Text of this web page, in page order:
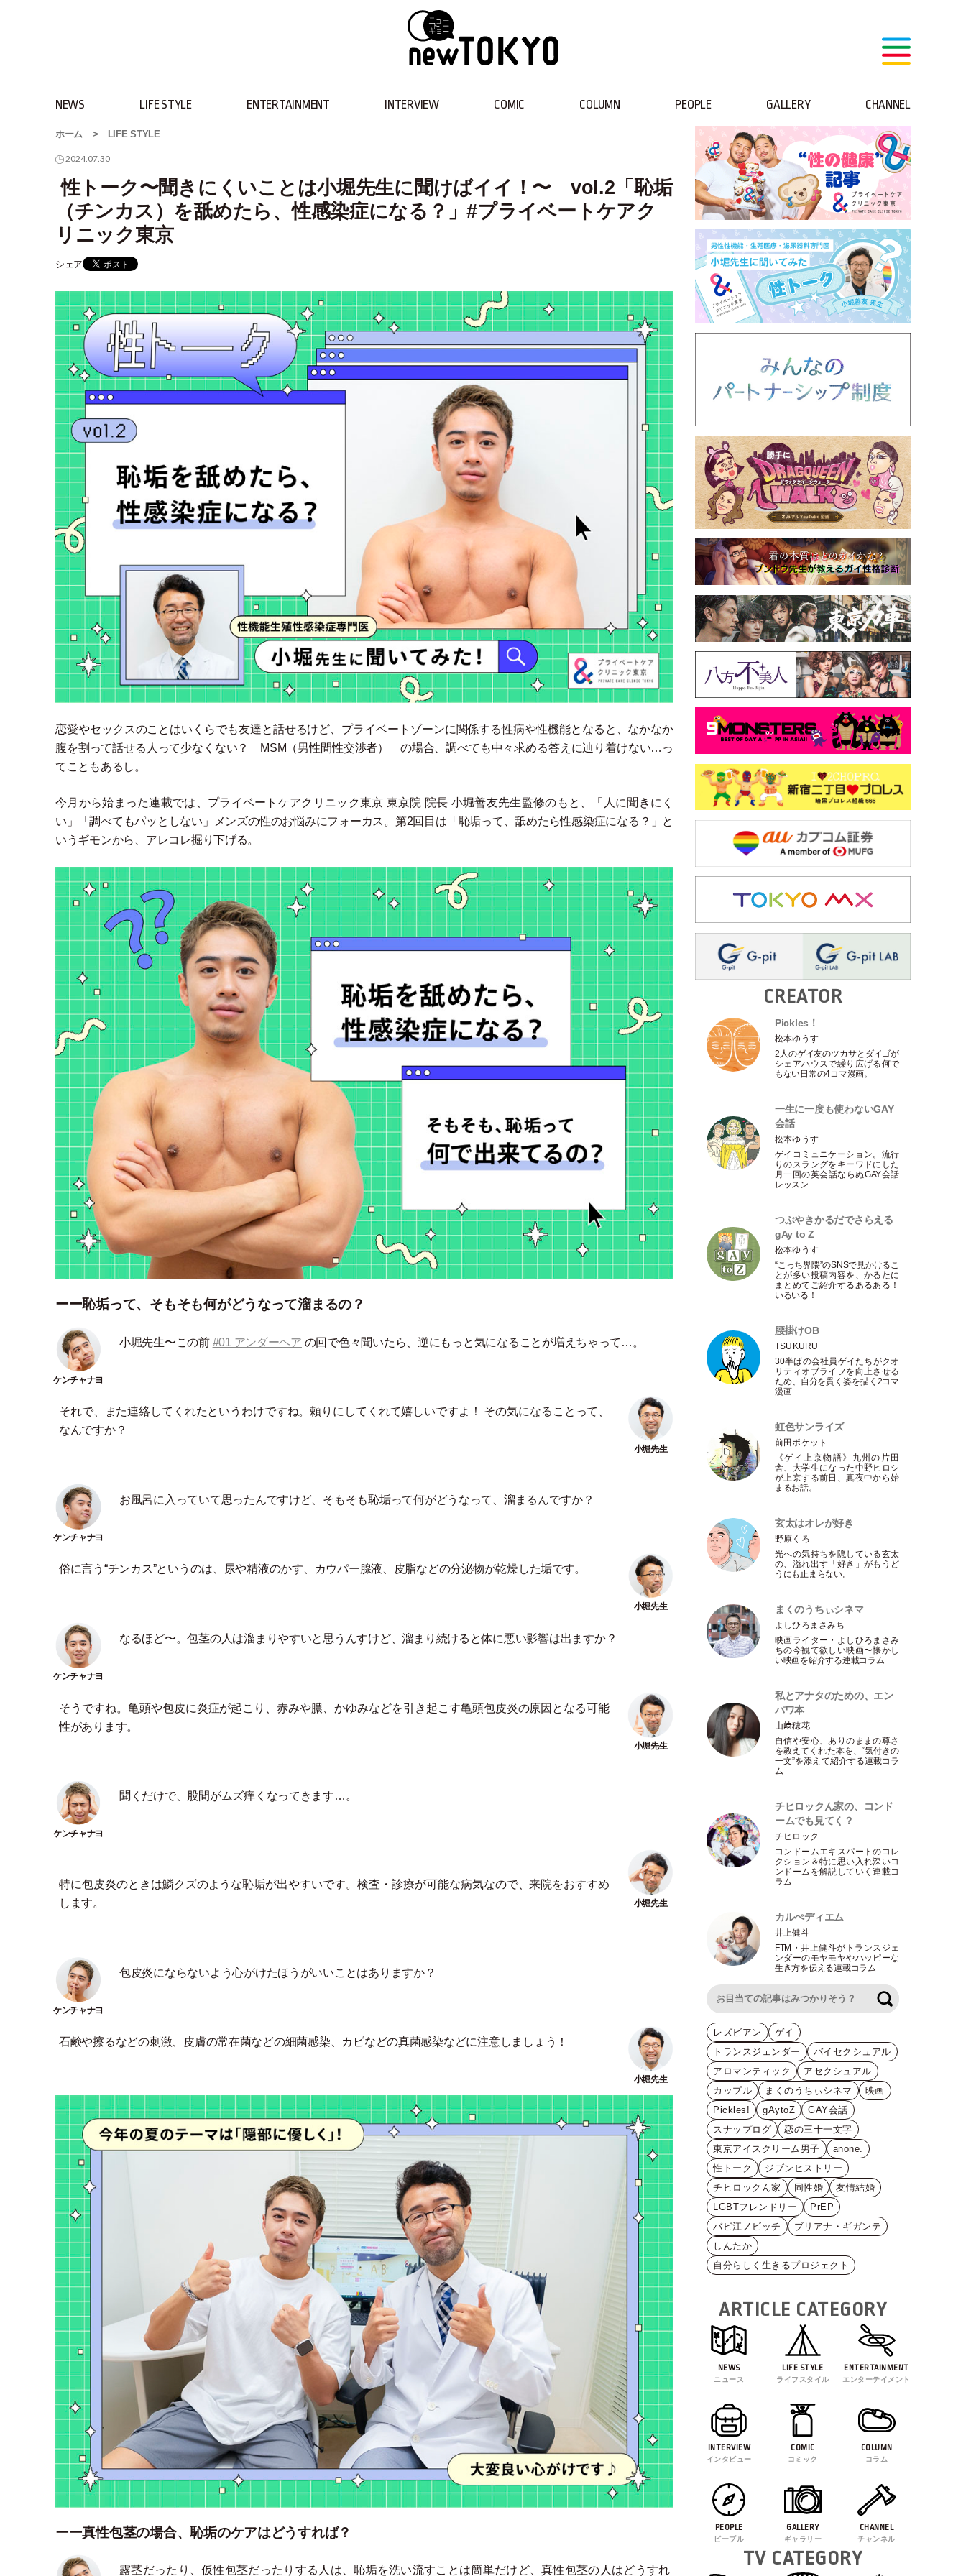
NEWS LIFE STYLE ENTERTAINMENT INTERVIEW COMIC COLUMN PEOPLE GALLERY CHANNEL
ホーム > LIFE STYLE
2024.07.30
性トーク〜聞きにくいことは小堀先生に聞けばイイ！〜 vol.2「恥垢
（チンカス）を舐めたら、性感染症になる？」#プライベートケアク
リニック東京
シェア
恋愛やセックスのことはいくらでも友達と話せるけど、プライベートゾーンに関係する性病や性機能となると、なかなか
腹を割って話せる人って少なくない？ MSM （男性間性交渉者）
の場合、調べても中々求める答えに辿り着けない…っ
てこともあるし。
今月から始まった連載では、プライベートケアクリニック東京 東京院 院長 小堀善友先生監修のもと、 「 人に聞きにく
い 」 「調べてもパッとしない 」 メンズの性のお悩みにフォーカス。第2回目は 「 恥垢って、舐めたら性感染症になる？ 」 と
いうギモンから、アレコレ掘り下げる。
ーー恥垢って、そもそも何がどうなって溜まるの？
小堀先生〜この前 #01 アンダーヘア の回で色々聞いたら、逆にもっと気になることが増えちゃって…。
それで、また連絡してくれたというわけですね。頼りにしてくれて嬉しいですよ！ その気になることって、
なんですか？
お風呂に入っていて思ったんですけど、そもそも恥垢って何がどうなって、溜まるんですか？
俗に言う“チンカス”というのは、尿や精液のかす、カウパー腺液、皮脂などの分泌物が乾燥した垢です。
なるほど〜。包茎の人は溜まりやすいと思うんすけど、溜まり続けると体に悪い影響は出ますか？
そうですね。亀頭や包皮に炎症が起こり、赤みや膿、かゆみなどを引き起こす亀頭包皮炎の原因となる可能
性があります。
聞くだけで、股間がムズ痒くなってきます…。
特に包皮炎のときは鱗クズのような恥垢が出やすいです。検査 ・ 診療が可能な病気なので、来院をおすすめ
します。
包皮炎にならないよう心がけたほうがいいことはありますか？
石鹸や擦るなどの刺激、皮膚の常在菌などの細菌感染、カビなどの真菌感染などに注意しましょう！
ーー真性包茎の場合、恥垢のケアはどうすれば？
露茎だったり、仮性包茎だったりする人は、恥垢を洗い流すことは簡単だけど、真性包茎の人はどうすれ
CREATOR
Pickles！
松本ゆうす
2人のゲイ友のツカサとダイゴが
シェアハウスで繰り広げる何で
もない日常の4コマ漫画。
一生に一度も使わないGAY
会話
松本ゆうす
ゲイコミュニケーション。流行
りのスラングをキーワドにした
月一回の英会話ならぬGAY会話
レッスン
つぶやきかるだでさらえる
gAy to Z
松本ゆうす
“こっち界隈”のSNSで見かけるこ
とが多い投稿内容を、かるたに
まとめてご紹介するあるある！
いるいる！
腰掛けOB
TSUKURU
30半ばの会社員ゲイたちがクオ
リティオブライフを向上させる
ため、自分を貫く姿を描く2コマ
漫画
虹色サンライズ
前田ポケット
《ゲイ上京物語》九州の片田
舎、大学生になった中野ヒロシ
が上京する前日、真夜中から始
まるお話。
玄太はオレが好き
野原くろ
光への気持ちを隠している玄太
の、溢れ出す 「好き 」がもうど
うにも止まらない。
まくのうちぃシネマ
よしひろまさみち
映画ライター ・ よしひろまさみ
ちの今観て欲しい映画〜懐かし
い映画を紹介する連載コラム
私とアナタのための、エン
パワ本
山﨑穂花
自信や安心、ありのままの尊さ
を教えてくれた本を、“気付きの
一文”を添えて紹介する連載コラ
ム
チヒロックん家の、コンド
ームでも見てく？
チヒロック
コンドームエキスパートのコレ
クション＆特に思い入れ深いコ
ンドームを解説していく連載コ
ラム
カルぺディエム
井上健斗
FTM ・井上健斗がトランスジェ
ンダーのモヤモヤやハッピーな
生き方を伝える連載コラム
レズビアン
ゲイ
トランスジェンダー
バイセクシュアル
アロマンティック
アセクシュアル
カップル
まくのうちぃシネマ
映画
Pickles!
gAytoZ
GAY会話
スナップログ
恋の三十一文字
東京アイスクリーム男子
anone.
性トーク
ジブンヒストリー
チヒロックん家
同性婚
友情結婚
LGBTフレンドリー
PrEP
バビ江ノビッチ
ブリアナ・ギガンテ
しんたか
自分らしく生きるプロジェクト
ARTICLE CATEGORY
NEWS
ニュース
LIFE STYLE
ライフスタイル
ENTERTAINMENT
エンターテイメント
INTERVIEW
インタビュー
COMIC
コミック
COLUMN
コラム
PEOPLE
ピープル
GALLERY
ギャラリー
CHANNEL
チャンネル
TV CATEGORY